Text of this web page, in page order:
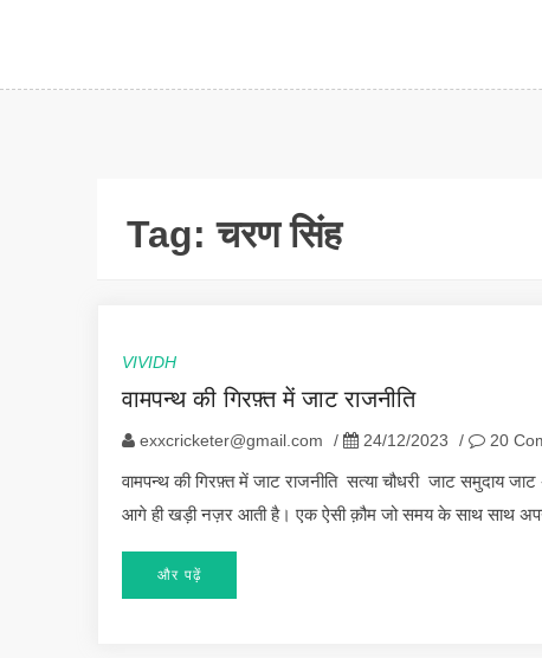
Tag:चरण सिंह
VIVIDH
वामपन्थ की गिरफ़्त में जाट राजनीति
exxcricketer@gmail.com / 24/12/2023 / 20
वामपन्थ की गिरफ़्त में जाट राजनीति सत्या चौधरी जाट समुदाय
आगे ही खड़ी नज़र आती है। एक ऐसी क़ौम जो समय के साथ साथ
और पढ़ें